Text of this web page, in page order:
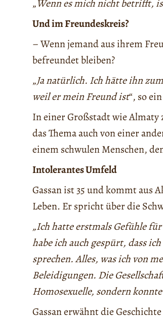
„Wenn es mich nicht betrifft,
Und im Freundeskreis?
– Wenn jemand aus ihrem
befreundet bleiben?
„Ja natürlich. Ich hätte ihn
weil er mein Freund ist“, so
In einer Großstadt wie Almaty
das Thema auch von einer
einem schwulen Menschen,
Intolerantes Umfeld
Gassan ist 35 und kommt aus
Leben. Er spricht über die
„Ich hatte erstmals Gefühle
habe ich auch gespürt, dass
sprechen. Alles, was ich von
Beleidigungen. Die
Homosexuelle, sondern
Gassan erwähnt die